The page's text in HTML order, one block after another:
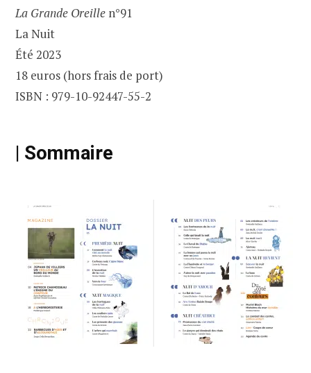
La Grande Oreille n°91
La Nuit
Été 2023
18 euros (hors frais de port)
ISBN : 979-10-92447-55-2
| Sommaire